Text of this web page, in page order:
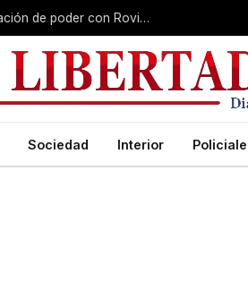
Misiones gana peso nacional en plena reconfiguración de poder con Rovira afuera
Sociedad Interior